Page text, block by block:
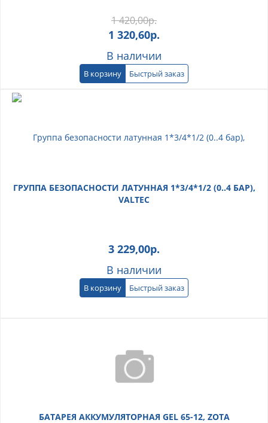
1 420,00р.
1 320,60р.
В наличии
В корзину Быстрый заказ
ГРУППА БЕЗОПАСНОСТИ ЛАТУННАЯ 1*3/4*1/2 (0..4 БАР),
VALTEC
3 229,00р.
В наличии
В корзину Быстрый заказ
БАТАРЕЯ АККУМУЛЯТОРНАЯ GEL 65-12, ZOTA